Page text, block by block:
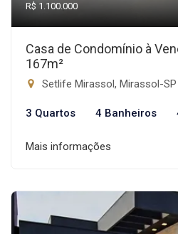
R$ 1.100.000
Casa de Condomínio à
167m²
Setlife Mirassol, Mirassol-SP
3 Quartos 4 Banheiros
Mais informações